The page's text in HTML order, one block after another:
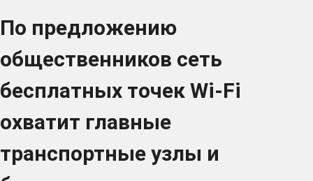
По предложению
общественников сеть
бесплатных точек Wi-Fi
охватит главные
транспортные узлы и